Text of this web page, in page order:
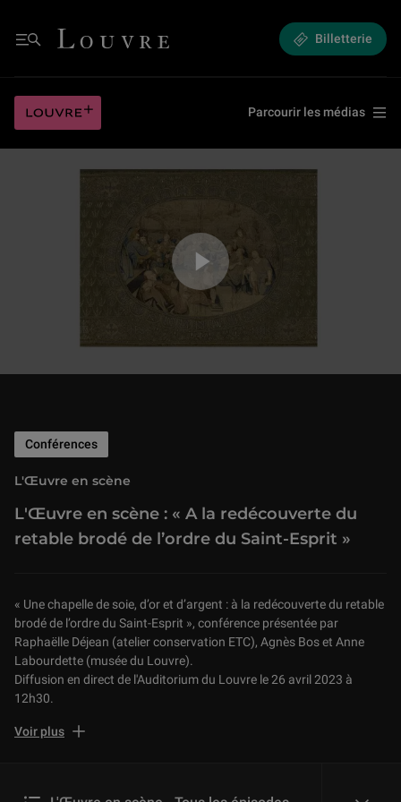
Menu
Louvre - Retour à l'accueil Billetterie
Parcourir les médias
Jouer la vidéo L'Œuvre en scène : « A la redécouverte du retable brodé de
L'Œuvre en scène : « A la redécouverte du
retable brodé de l’ordre du Saint-Esprit »
Conférences
L'Œuvre en scène
« Une chapelle de soie, d’or et d’argent : à la redécouverte du retable
brodé de l’ordre du Saint-Esprit », conférence présentée par
Raphaëlle Déjean (atelier conservation ETC), Agnès Bos et Anne
Labourdette (musée du Louvre).
Diffusion en direct de l'Auditorium du Louvre le 26 avril 2023 à
12h30.
Le musée du Louvre conserve un fonds important d’objets créés
Voir plus